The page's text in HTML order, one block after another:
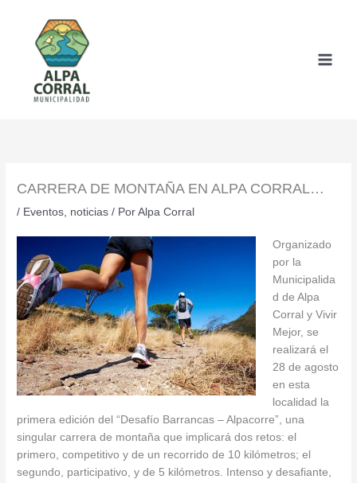
contenido
CARRERA DE MONTAÑA EN ALPA CORRAL…
/ Eventos noticias / PorAlpa Corral
Organizado
por la
Municipalida
d de Alpa
Corral y Vivir
Mejor, se
realizará el
28 de agosto
en esta
localidad la
primera edición del “Desafío Barrancas – Alpacorre”, una
singular carrera de montaña que implicará dos retos: el
primero, competitivo y de un recorrido de 10 kilómetros; el
segundo, participativo, y de 5 kilómetros. Intenso y desafiante,